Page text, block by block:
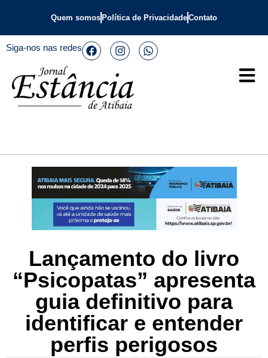
Quem somos Política de PrivacidadeContato
Siga-nos nas redes
Lançamento do livro
“Psicopatas” apresenta
guia definitivo para
identificar e entender
perfis perigosos